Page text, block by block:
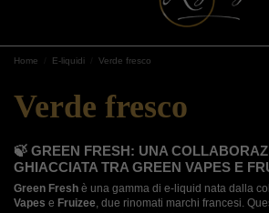
Home E-liquidi Verde fresco
Verde fresco
🍃 GREEN FRESH: UNA
GHIACCIATA TRA GREEN VAPES E
Green Fresh è una gamma di e-liquid nata dalla
Vapes e Fruizee, due rinomati marchi francesi.